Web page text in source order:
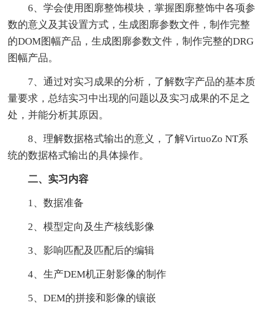
6、学会使用图廓整饰模块，掌握图廓整饰中各项参
数的意义及其设置方式，生成图廓参数文件，制作完整
的DOM图幅产品，生成图廓参数文件，制作完整的DRG
图幅产品。
7、通过对实习成果的分析，了解数字产品的基本质
量要求，总结实习中出现的问题以及实习成果的不足之
处，并能分析其原因。
8、理解数据格式输出的意义，了解VirtuoZo NT系
统的数据格式输出的具体操作。
二、实习内容
1、数据准备
2、模型定向及生产核线影像
3、影响匹配及匹配后的编辑
4、生产DEM机正射影像的制作
5、DEM的拼接和影像的镶嵌